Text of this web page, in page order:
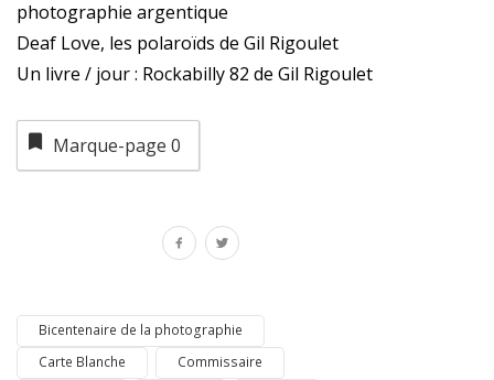
photographie argentique
Deaf Love, les polaroïds de Gil Rigoulet
Un livre / jour : Rockabilly 82 de Gil Rigoulet
Marque-page 0
Bicentenaire de la photographie
Carte Blanche
Commissaire